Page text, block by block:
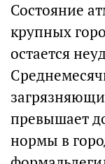
Состояние
крупных
остается
превышает
нормы в